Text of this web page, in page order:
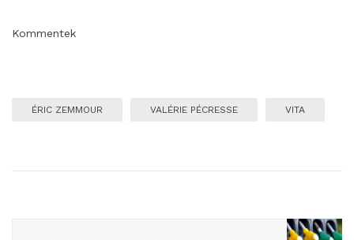
Kommentek
ÉRIC ZEMMOUR VALÉRIE PÉCRESSE VITA